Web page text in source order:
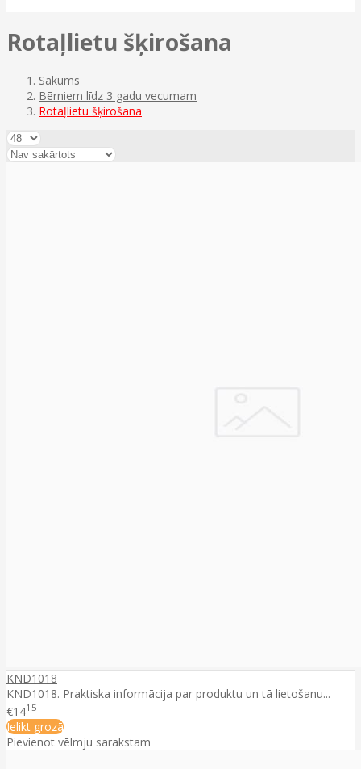
Rotaļlietu šķirošana
Sākums
Bērniem līdz 3 gadu vecumam
Rotaļlietu šķirošana
KND1018
KND1018. Praktiska informācija par produktu un tā lietošanu...
€1415
Ielikt grozā
Pievienot vēlmju sarakstam